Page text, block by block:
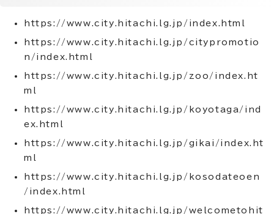
https://www.city.hitachi.lg.jp/index.html
https://www.city.hitachi.lg.jp/citypromotio
n/index.html
https://www.city.hitachi.lg.jp/zoo/index.ht
ml
https://www.city.hitachi.lg.jp/koyotaga/ind
ex.html
https://www.city.hitachi.lg.jp/gikai/index.ht
ml
https://www.city.hitachi.lg.jp/kosodateoen
/index.html
https://www.city.hitachi.lg.jp/welcometohit